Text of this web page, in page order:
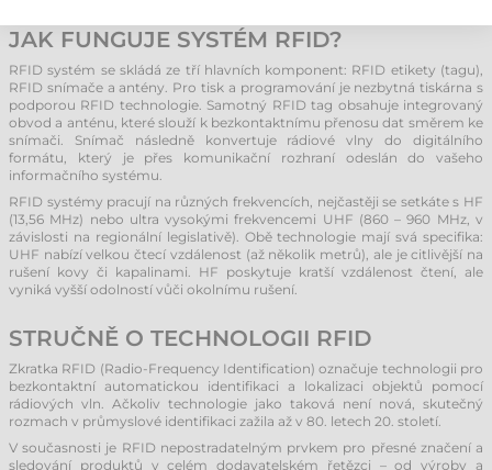
JAK FUNGUJE SYSTÉM RFID?
RFID systém se skládá ze tří hlavních komponent: RFID etikety (tagu),
RFID snímače a antény. Pro tisk a programování je nezbytná tiskárna s
podporou RFID technologie. Samotný RFID tag obsahuje integrovaný
obvod a anténu, které slouží k bezkontaktnímu přenosu dat směrem ke
snímači. Snímač následně konvertuje rádiové vlny do digitálního
formátu, který je přes komunikační rozhraní odeslán do vašeho
informačního systému.
RFID systémy pracují na různých frekvencích, nejčastěji se setkáte s HF
(13,56 MHz) nebo ultra vysokými frekvencemi UHF (860 – 960 MHz, v
závislosti na regionální legislativě). Obě technologie mají svá specifika:
UHF nabízí velkou čtecí vzdálenost (až několik metrů), ale je citlivější na
rušení kovy či kapalinami. HF poskytuje kratší vzdálenost čtení, ale
vyniká vyšší odolností vůči okolnímu rušení.
STRUČNĚ O TECHNOLOGII RFID
Zkratka RFID (Radio-Frequency Identification) označuje technologii pro
bezkontaktní automatickou identifikaci a lokalizaci objektů pomocí
rádiových vln. Ačkoliv technologie jako taková není nová, skutečný
rozmach v průmyslové identifikaci zažila až v 80. letech 20. století.
V současnosti je RFID nepostradatelným prvkem pro přesné značení a
sledování produktů v celém dodavatelském řetězci – od výroby a